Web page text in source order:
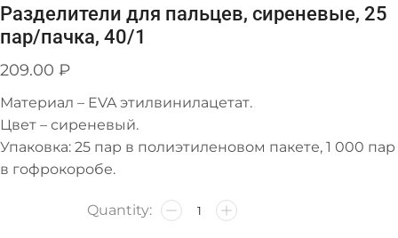
Разделители для пальцев, сиреневые, 25
пар/пачка, 40/1
209.00 ₽
Материал – EVA этилвинилацетат.
Цвет – сиреневый.
Упаковка: 25 пар в полиэтиленовом пакете, 1 000 пар
в гофрокоробе.